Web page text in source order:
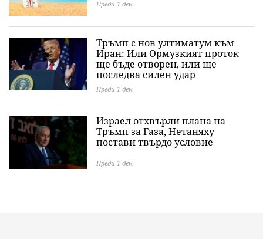
Преди 1 ден
Тръмп с нов ултиматум към
Иран: Или Ормузкият проток
ще бъде отворен, или ще
последва силен удар
Преди 1 ден
Израел отхвърли плана на
Тръмп за Газа, Нетаняху
постави твърдо условие
Преди 1 ден